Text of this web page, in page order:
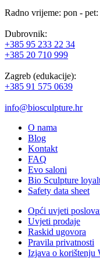
Radno vrijeme: pon -
Dubrovnik:
+385 95 233 22 34
+385 20 710 999
Zagreb (edukacije):
+385 91 575 0639
info@biosculpture.hr
O nama
Blog
Kontakt
FAQ
Evo saloni
Bio Sculpture
Safety data sheet
Opći uvjeti
Uvjeti prodaje
Raskid ugovora
Pravila privatnosti
Izjava o korištenju